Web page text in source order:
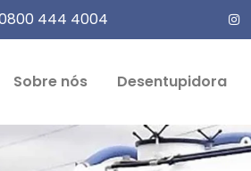
444 4004
Sobre nós Desentupidora